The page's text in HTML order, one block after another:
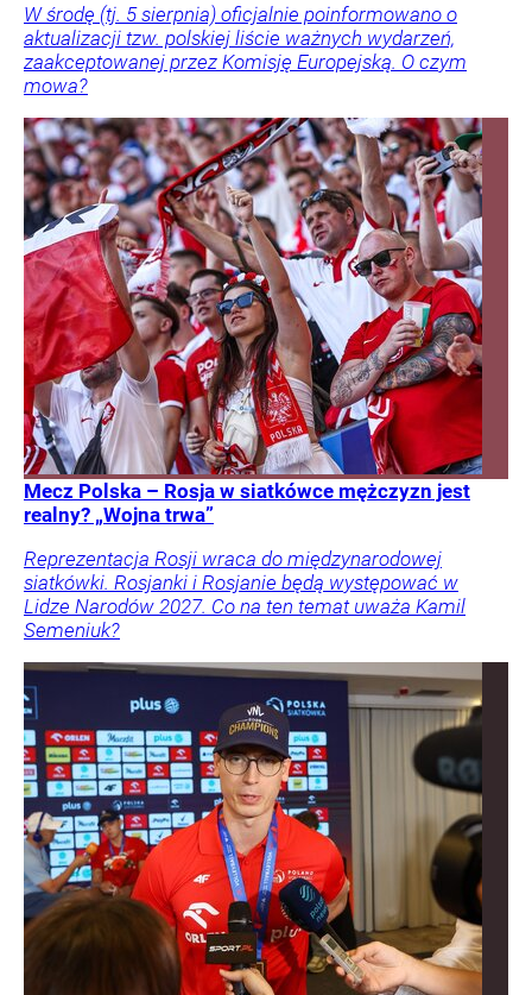
W środę (tj. 5 sierpnia) oficjalnie poinformowano o
aktualizacji tzw. polskiej liście ważnych wydarzeń,
zaakceptowanej przez Komisję Europejską. O czym
mowa?
Mecz Polska – Rosja w siatkówce mężczyzn jest
realny? „Wojna trwa”
Reprezentacja Rosji wraca do międzynarodowej
siatkówki. Rosjanki i Rosjanie będą występować w
Lidze Narodów 2027. Co na ten temat uważa Kamil
Semeniuk?